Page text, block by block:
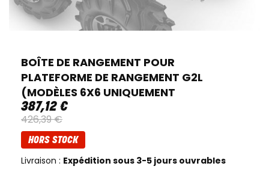
BOÎTE DE RANGEMENT POUR
PLATEFORME DE RANGEMENT G2L
(MODÈLES 6X6 UNIQUEMENT
387,12 €
426,39€
HORS STOCK
Livraison : Expédition sous 3-5 jours ouvrables